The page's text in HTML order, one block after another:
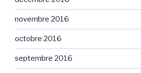
novembre 2016
octobre 2016
septembre 2016